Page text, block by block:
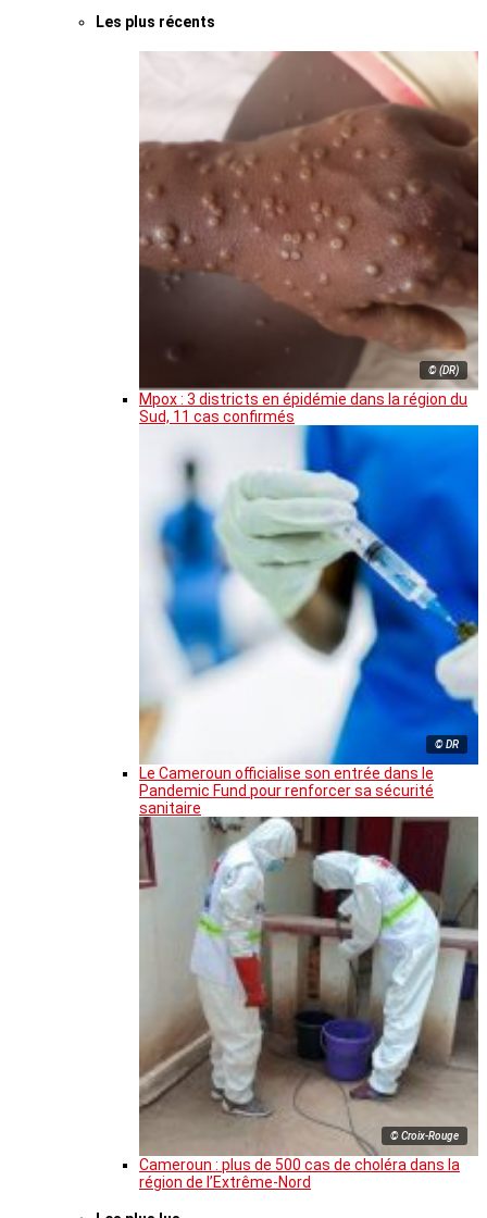
Les plus récents
© (DR)
Mpox : 3 districts en épidémie dans la région du
Sud, 11 cas confirmés
© DR
Le Cameroun officialise son entrée dans le
Pandemic Fund pour renforcer sa sécurité
sanitaire
© Croix-Rouge
Cameroun : plus de 500 cas de choléra dans la
région de l’Extrême-Nord